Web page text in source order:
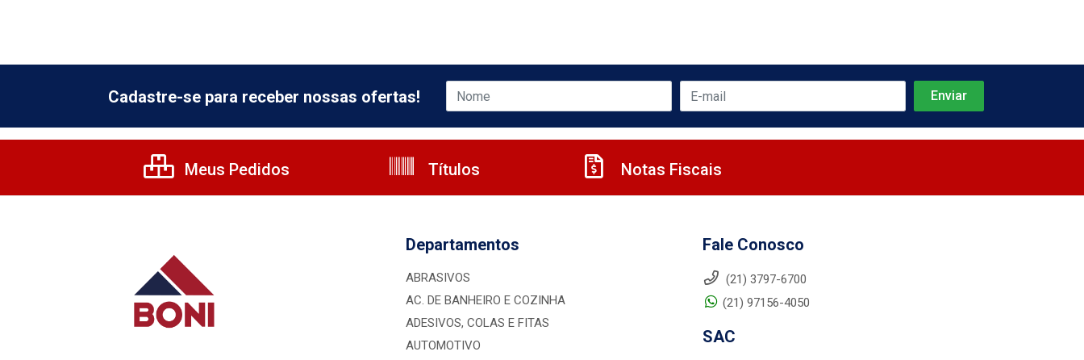
Cadastre-se para receber nossas ofertas!
Meus Pedidos Títulos Notas Fiscais
Departamentos
ABRASIVOS
AC. DE BANHEIRO E COZINHA
ADESIVOS, COLAS E FITAS
AUTOMOTIVO
Fale Conosco
(21) 3797-6700
(21) 97156-4050
SAC